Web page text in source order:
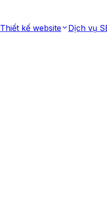
Thiết kế website Dịch vụ